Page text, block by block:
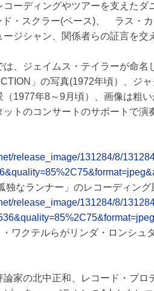
コーディングやツアーを支えた
ド・スクラー(ベース)、 ラス・
ジシャン、関係者らの証言を交
、ジェイムス・テイラーが命名
」の写真(1972年頃）、ジ
1977年8～9月頃）、画像は粗
トのコンサートのサポートで
release_image/131284/8/
なランナー」のレコーディング
release_image/131284/8/
ワクテルらがリンダ・ロンシュ
家の北中正和、レコード・プ